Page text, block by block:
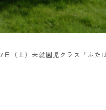
日（土）未就園児クラス「ふた